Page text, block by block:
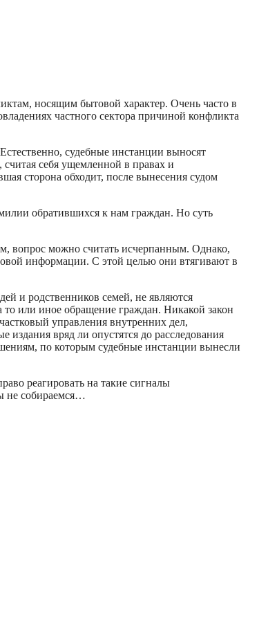
носящим бытовой характер. Очень часто в
частного сектора причиной конфликта
судебные инстанции выносят
себя ущемленной в правах и
сторона обходит, после вынесения судом
обратившихся к нам граждан. Но суть
вопрос можно считать исчерпанным. Однако,
информации. С этой целью они втягивают в
и родственников семей, не являются
или иное обращение граждан. Никакой закон
управления внутренних дел,
вряд ли опустятся до расследования
по которым судебные инстанции вынесли
реагировать на такие сигналы
не собираемся…